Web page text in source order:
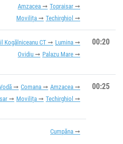
Amzacea
Topraisar
Movilița
Techirghiol
Kogălniceanu CT
Lumina
Ovidiu
Palazu Mare
00:20
Comana
Amzacea
Movilița Techirghiol
00:25
Cumpăna